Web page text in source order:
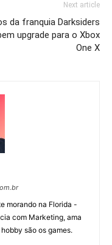
Next article
da franquia Darksiders
upgrade para o Xbox
One X
morando na Florida -
com Marketing, ama
são os games.